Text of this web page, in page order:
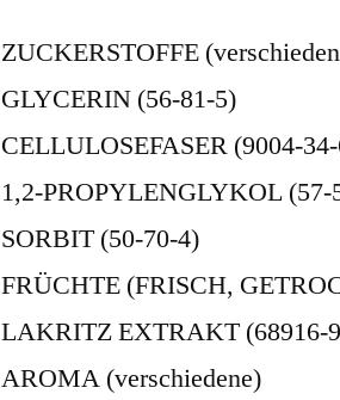
ZUCKERSTOFFE
GLYCERIN (56-81-5)
CELLULOSEFASER (9004-
1,2-PROPYLENGLYKOL (57-
SORBIT (50-70-4)
FRÜCHTE (FRISCH,
LAKRITZ EXTRAKT (68916-
AROMA (verschiedene)